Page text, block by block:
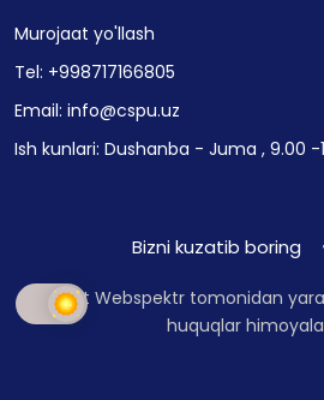
Murojaat yo'llash
Tel: +998717166805
Email: info@cspu.uz
Ish kunlari: Dushanba - Juma , 9.00 -
Bizni kuzatib boring
Sayt Webspektr tomonidan
huquqlar